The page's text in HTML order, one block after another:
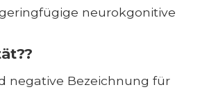
neurokgonitive
negative Bezeichnung für